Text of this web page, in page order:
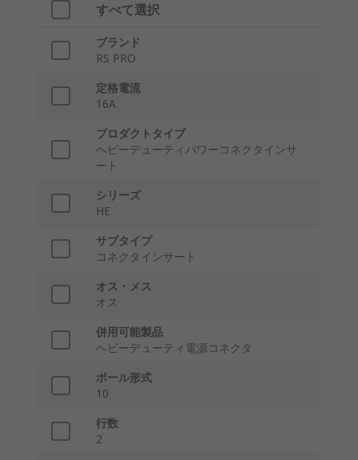
すべて選択
ブランド
RS PRO
定格電流
16A
プロダクトタイプ
ヘビーデューティパワーコネクタインサ
ート
シリーズ
HE
サブタイプ
コネクタインサート
オス・メス
オス
併用可能製品
ヘビーデューティ電源コネクタ
ポール形式
10
行数
2